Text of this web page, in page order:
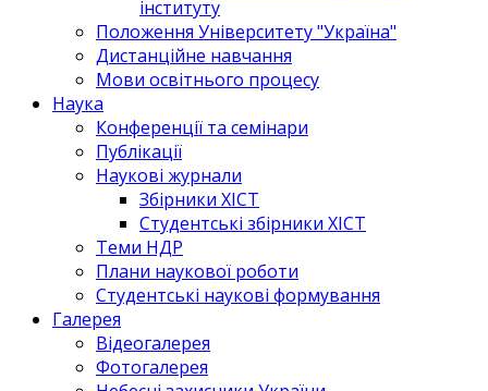
інституту
Положення Університету "Україна"
Дистанційне навчання
Мови освітнього процесу
Наука
Конференції та семінари
Публікації
Наукові журнали
Збірники ХІСТ
Студентські збірники ХІСТ
Теми НДР
Плани наукової роботи
Студентські наукові формування
Галерея
Відеогалерея
Фотогалерея